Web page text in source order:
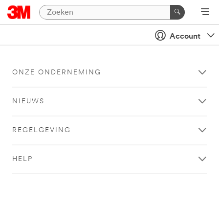
Account
ONZE ONDERNEMING
NIEUWS
REGELGEVING
HELP